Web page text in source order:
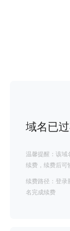
域名已
温馨提醒：该域
续费，续费后可
续费路径：登录
名完成续费